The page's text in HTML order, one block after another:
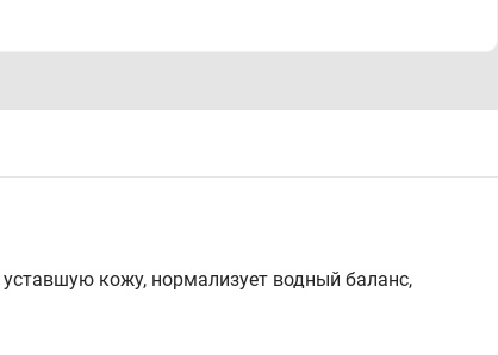
кожу, нормализует водный баланс,